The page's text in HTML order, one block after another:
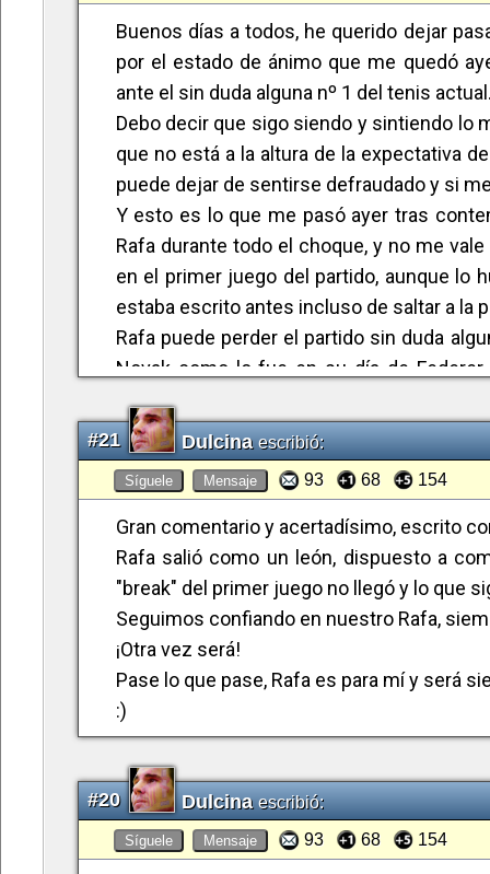
Buenos días a todos, he querido dejar
por el estado de ánimo que me quedó
ante el sin duda alguna nº 1 del tenis
Debo decir que sigo siendo y sintiendo lo
que no está a la altura de la expectativa
puede dejar de sentirse defraudado y si
Y esto es lo que me pasó ayer tras
Rafa durante todo el choque, y no me
en el primer juego del partido, aunque lo
estaba escrito antes incluso de saltar a la
Rafa puede perder el partido sin duda
Novak como lo fue en su día de
confianza en sus propias posibilidades
Rafa no hizo nada de lo que caracteriza
y además falló lo impensable.
No Rafa, no y mil veces no!, Tú no puedes
apuras, el único jugador actual capaz de
y luchando, lo de menos eran los
partido, estaba en juego tu historia que te
te contemplaban y veían atónitos que
culminante fue cuando en un fallo
desesperación, pero no ante el fallo en
sabes, el colmo era ver las caras de tu
resignación, ¿dónde han quedado
para hacerte reaccionar y que además
cree en que puedas volver a ser el que
ni tú mismo te lo crees?
Se que será asi hasta el final, tu eres
#21 Dulcinaescribió:
Síguele Mensaje 93 68 154
Gran comentario y acertadísimo, escrito
Rafa salió como un león, dispuesto a
"break" del primer juego no llegó y lo que
Seguimos confiando en nuestro Rafa,
¡Otra vez será!
Pase lo que pase, Rafa es para mí y será
:)
#20 Dulcinaescribió:
Síguele Mensaje 93 68 154